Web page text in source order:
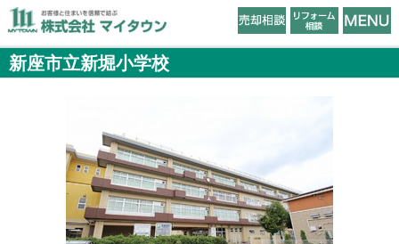
新座市立新堀小学校